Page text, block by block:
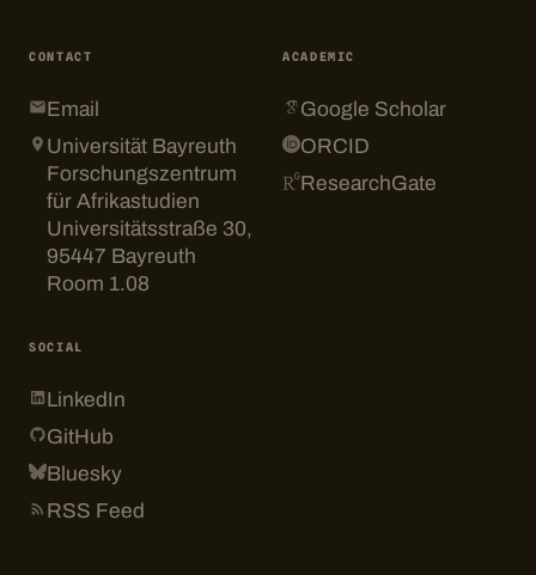
CONTACT
Email
Universität Bayreuth
Forschungszentrum
für Afrikastudien
Universitätsstraße 30,
95447 Bayreuth
Room 1.08
ACADEMIC
Google Scholar
ORCID
ResearchGate
SOCIAL
LinkedIn
GitHub
Bluesky
RSS Feed